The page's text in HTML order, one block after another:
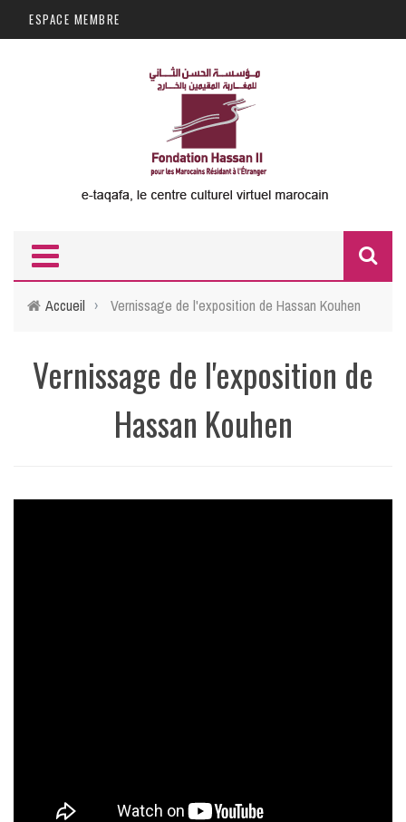
Aller au contenu principal
ESPACE MEMBRE
Accueil › Vernissage de l'exposition de Hassan Kouhen
Vernissage de l'exposition de
Hassan Kouhen